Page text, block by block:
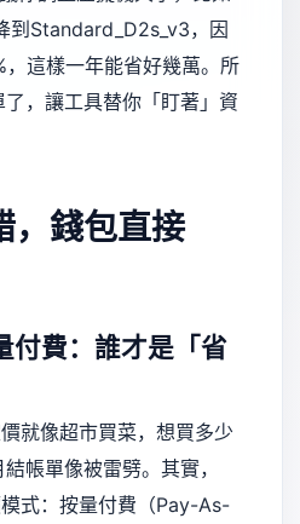
到Standard_D2s_v3，因
這樣一年能省好幾萬。所
，讓工具替你「盯著」資
，錢包直接
付費：誰才是「省
就像超市買菜，想買多少
帳單像被雷劈。其實，
式：按量付費（Pay-As-